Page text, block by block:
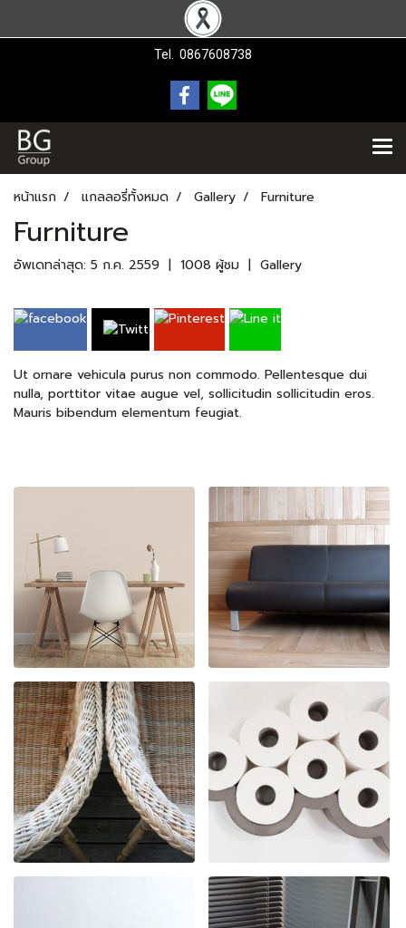
Tel. 0867608738
หน้าแรก แกลลอรี่ทั้งหมด Gallery Furniture
Furniture
อัพเดทล่าสุด: 5 ก.ค. 2559 | 1008 ผู้ชม | Gallery
Ut ornare vehicula purus non commodo. Pellentesque dui
nulla, porttitor vitae augue vel, sollicitudin sollicitudin eros.
Mauris bibendum elementum feugiat.